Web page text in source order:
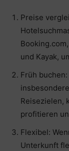
Preise
und Kayak,
Früh
Reisezielen,
profitieren
Flexibel:
Unterkunft